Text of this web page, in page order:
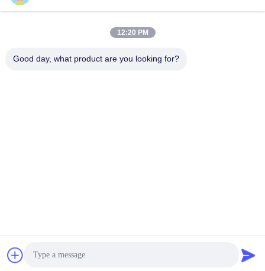
lita@screenmeshnet.com
12:20 PM
Good day, what product are you looking for?